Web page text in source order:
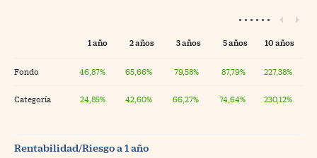
1 año 2 años 3 años 5 años 10 años
Fondo 46,87% 65,66% 79,58% 87,79% 227,38%
Categoría 24,85% 42,60% 66,27% 74,64% 230,12%
Rentabilidad/Riesgo a 1 año